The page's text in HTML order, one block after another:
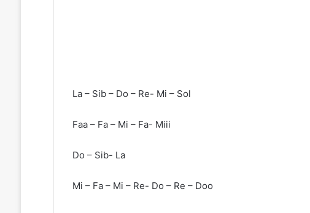
La – Sib – Do – Re- Mi – Sol
Faa – Fa – Mi – Fa- Miii
Do – Sib- La
Mi – Fa – Mi – Re- Do – Re – Doo